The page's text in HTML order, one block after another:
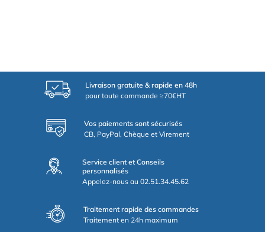
Livraison gratuite & rapide en 48h
pour toute commande ≥70€HT
Vos paiements sont sécurisés
CB, PayPal, Chèque et Virement
Service client et Conseils
personnalisés
Appelez-nous au 02.51.34.45.62
Traitement rapide des commandes
Traitement en 24h maximum